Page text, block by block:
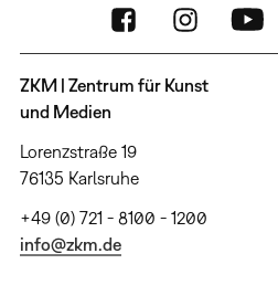
ZKM | Zentrum für Kunst
und Medien
Lorenzstraße 19
76135 Karlsruhe
+49 (0) 721 - 8100 - 1200
info@zkm.de